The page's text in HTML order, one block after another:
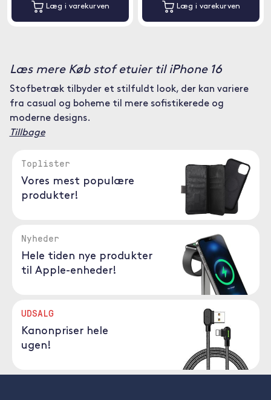
Læg i varekurven Læg i varekurven
Læs mere Køb stof etuier til iPhone 16
Stofbetræk tilbyder et stilfuldt look, der kan variere
fra casual og boheme til mere sofistikerede og
moderne designs.
Tillbage
Toplister
Vores mest populære
produkter!
Nyheder
Hele tiden nye produkter
til Apple-enheder!
UDSALG
Kanonpriser hele
ugen!